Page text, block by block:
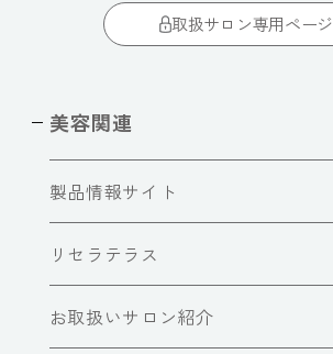
取扱サロン専用ページ
美容関連
製品情報サイト
リセラテラス
お取扱いサロン紹介